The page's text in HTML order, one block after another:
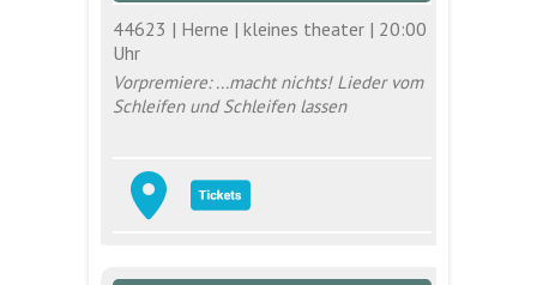
44623 | Herne | kleines theater | 20:00
Uhr
Vorpremiere: ...macht nichts! Lieder vom
Schleifen und Schleifen lassen